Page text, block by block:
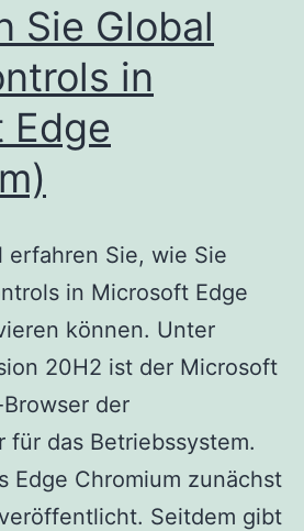
Sie Global
in
Edge
erfahren Sie, wie Sie
in Microsoft Edge
können. Unter
20H2 ist der Microsoft
der
für das Betriebssystem.
Edge Chromium zunächst
Seitdem gibt